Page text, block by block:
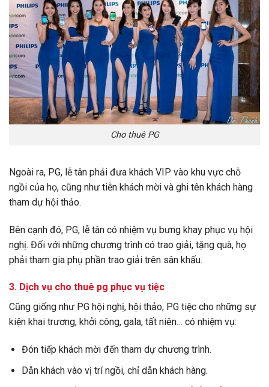
Cho thuê PG
Ngoài ra, PG, lễ tân phải đưa khách VIP vào khu vực chỗ
ngồi của họ, cũng như tiễn khách mời và ghi tên khách hàng
tham dự hội thảo.
Bên cạnh đó, PG, lễ tân có nhiệm vụ bưng khay phục vụ hội
nghị. Đối với những chương trình có trao giải, tặng quà, họ
phải tham gia phụ phần trao giải trên sân khấu.
3. Dịch vụ cho thuê pg phục vụ tiệc
Cũng giống như PG hội nghị, hội thảo, PG tiệc cho những sự
kiện khai trương, khởi công, gala, tất niên… có nhiệm vụ:
Đón tiếp khách mời đến tham dự chương trình.
Dẫn khách vào vị trí ngồi, chỉ dẫn khách hàng.